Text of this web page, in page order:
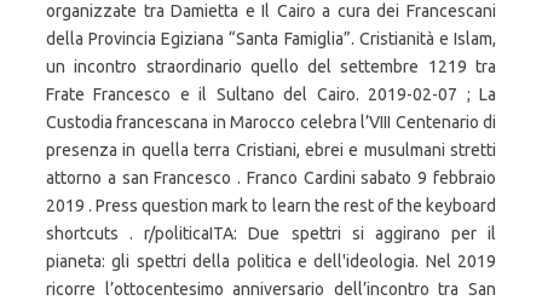
organizzate tra Damietta e Il Cairo a cura dei Francescani
della Provincia Egiziana “Santa Famiglia”. Cristianità e Islam,
un incontro straordinario quello del settembre 1219 tra
Frate Francesco e il Sultano del Cairo. 2019-02-07 ; La
Custodia francescana in Marocco celebra l’VIII Centenario di
presenza in quella terra Cristiani, ebrei e musulmani stretti
attorno a san Francesco . Franco Cardini sabato 9 febbraio
2019 . Press question mark to learn the rest of the keyboard
shortcuts . r/politicaITA: Due spettri si aggirano per il
pianeta: gli spettri della politica e dell'ideologia. Nel 2019
ricorre l’ottocentesimo anniversario dell’incontro tra San